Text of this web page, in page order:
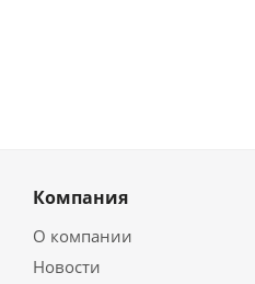
Компания
О компании
Новости